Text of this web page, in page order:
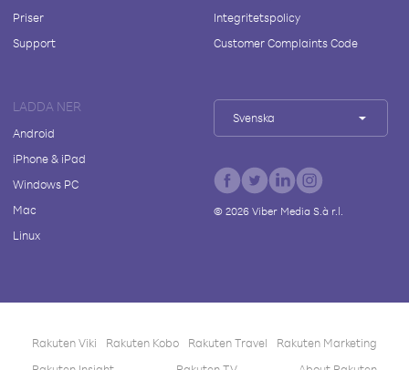
Priser
Support
Integritetspolicy
Customer Complaints Code
LADDA NER
Android
iPhone & iPad
Windows PC
Mac
Linux
Svenska
© 2026Viber Media S.à r.l.
Rakuten Viki Rakuten Kobo Rakuten Travel
Rakuten Marketing